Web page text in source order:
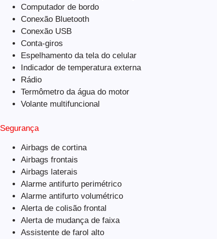
Computador de bordo
Conexão Bluetooth
Conexão USB
Conta-giros
Espelhamento da tela do celular
Indicador de temperatura externa
Rádio
Termômetro da água do motor
Volante multifuncional
Segurança
Airbags de cortina
Airbags frontais
Airbags laterais
Alarme antifurto perimétrico
Alarme antifurto volumétrico
Alerta de colisão frontal
Alerta de mudança de faixa
Assistente de farol alto